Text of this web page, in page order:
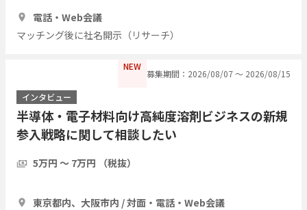
電話・Web会議
マッチング後に社名開示（リサーチ）
NEW
募集期間：2026/08/07 〜 2026/08/15
インタビュー
半導体・電子材料向け高純度溶剤ビジネスの新規
参入戦略に関して相談したい
5万円 〜 7万円 （税抜）
東京都内、大阪市内 / 対面・電話・Web会議